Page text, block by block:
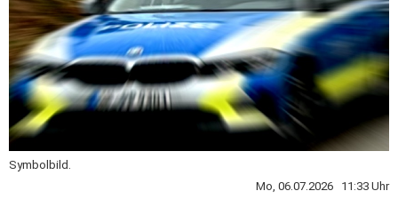
Symbolbild.
Mo, 06.07.2026 11:33 Uhr